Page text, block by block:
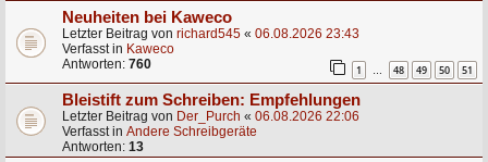
Neuheiten bei Kaweco
Letzter Beitrag von richard545 « 06.08.2026 23:43
Verfasst in Kaweco
Antworten: 760 1 … 48 49 50 51
Bleistift zum Schreiben: Empfehlungen
Letzter Beitrag von Der_Purch « 06.08.2026 22:06
Verfasst in Andere Schreibgeräte
Antworten: 13